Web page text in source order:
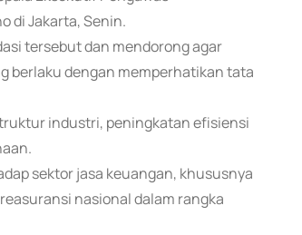
di Jakarta, Senin.
tersebut dan mendorong agar
berlaku dengan memperhatikan tata
industri, peningkatan efisiensi
sektor jasa keuangan, khususnya
nasional dalam rangka